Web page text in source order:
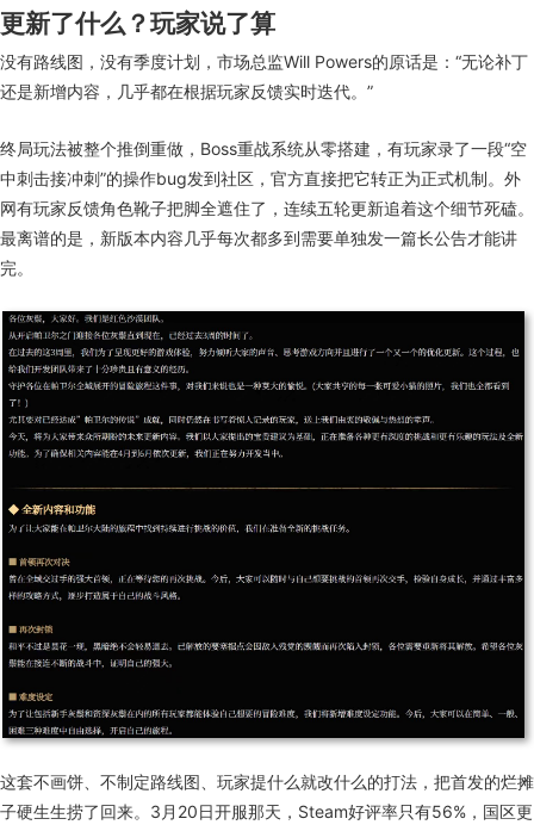
更新了什么？玩家说了算
没有路线图，没有季度计划 ， 市场总监Will Powers的原话是：“无论补丁
还是新增内容，几乎都在根据玩家反馈实时迭代。”
终局玩法被整个推倒重做 ， Boss重战系统从零搭建 ， 有玩家录了一段“空
中刺击接冲刺”的操作bug发到社区，官方直接把它转正为正式机制。外
网有玩家反馈角色靴子把脚全遮住了，连续五轮更新追着这个细节死磕。
最离谱的是， 新版本内容 几乎每次都多到需要单独发一篇长公告才能讲
完。
这套不画饼、不制定路线图、玩家提什么就改什么的打法，把首发的烂摊
子硬生生捞了回来。3月20日开服那天，Steam好评率只有56%，国区更